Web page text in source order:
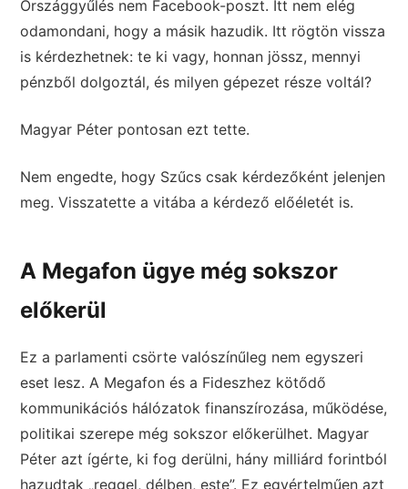
Országgyűlés nem Facebook-poszt. Itt nem elég
odamondani, hogy a másik hazudik. Itt rögtön vissza
is kérdezhetnek: te ki vagy, honnan jössz, mennyi
pénzből dolgoztál, és milyen gépezet része voltál?
Magyar Péter pontosan ezt tette.
Nem engedte, hogy Szűcs csak kérdezőként jelenjen
meg. Visszatette a vitába a kérdező előéletét is.
A Megafon ügye még sokszor
előkerül
Ez a parlamenti csörte valószínűleg nem egyszeri
eset lesz. A Megafon és a Fideszhez kötődő
kommunikációs hálózatok finanszírozása, működése,
politikai szerepe még sokszor előkerülhet. Magyar
Péter azt ígérte, ki fog derülni, hány milliárd forintból
hazudtak „reggel, délben, este”. Ez egyértelműen azt